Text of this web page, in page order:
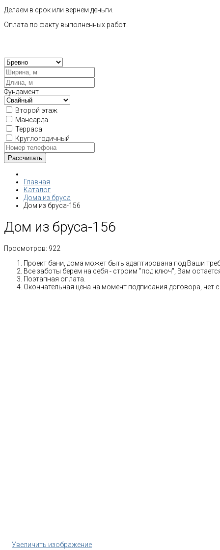
Делаем в срок или вернем деньги.
Оплата по факту выполненных работ.
Фундамент
Второй этаж
Мансарда
Терраса
Круглогодичный
Главная
Каталог
Дома из бруса
Дом из бруса-156
Дом из бруса-156
Просмотров: 922
Проект бани, дома может быть адаптирована под Ваши
Все заботы берем на себя - строим "под ключ", Вам
Поэтапная оплата.
Окончательная цена на момент подписания договора, нет
Увеличить изображение